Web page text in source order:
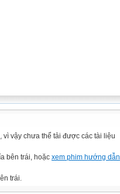
vậy chưa thể tải được các tài liệu
bên trái, hoặc xem phim hướng dẫn
trái.